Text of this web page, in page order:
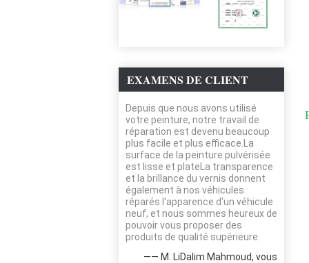
EXAMENS DE CLIENT
Depuis que nous avons utilisé
votre peinture, notre travail de
réparation est devenu beaucoup
plus facile et plus efficace.La
surface de la peinture pulvérisée
est lisse et plateLa transparence
et la brillance du vernis donnent
également à nos véhicules
réparés l'apparence d'un véhicule
neuf, et nous sommes heureux de
pouvoir vous proposer des
produits de qualité supérieure.
—— M. LiDalim Mahmoud, vous